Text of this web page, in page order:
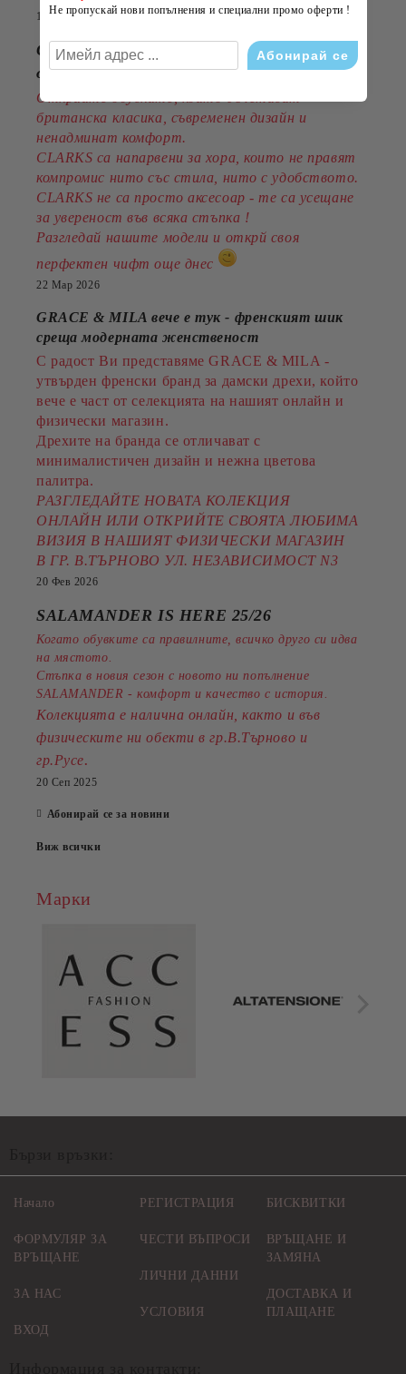
14 Юли 2026
CLARKS - стил, комфорт и традиция
от 1825година
Открийте обувките, които съчетават
британска класика, съвременен дизайн и
ненадминат комфорт.
CLARKS са напарвени за хора, които не правят
компромис нито със стила, нито с удобството.
CLARKS не са просто аксесоар - те са усещане
за увереност във всяка стъпка !
Разгледай нашите модели и открй своя
перфектен чифт още днес
22 Мар 2026
GRACE & MILA вече е тук - френският шик
среща модерната женственост
С радост Ви представяме GRACE & MILA -
утвърден френски бранд за дамски дрехи, който
вече е част от селекцията на нашият онлайн и
физически магазин.
Дрехите на бранда се отличават с
минималистичен дизайн и нежна цветова
палитра.
РАЗГЛЕДАЙТЕ НОВАТА КОЛЕКЦИЯ
ОНЛАЙН ИЛИ ОТКРИЙТЕ СВОЯТА ЛЮБИМА
ВИЗИЯ В НАШИЯТ ФИЗИЧЕСКИ МАГАЗИН
В ГР. В.ТЪРНОВО УЛ. НЕЗАВИСИМОСТ N3
20 Фев 2026
SALAMANDER IS HERE 25/26
Когато обувките са правилните, всичко друго си идва
на мястото.
Стъпка в новия сезон с новото ни попълнение
SALAMANDER - комфорт и качество с история.
Колекцията е налична онлайн, както и във
физическите ни обекти в гр.В.Търново и
гр.Русе.
20 Сеп 2025
Абонирай се за новини
Виж всички
Марки
Начало
ФОРМУЛЯР ЗА
ВРЪЩАНЕ
ЗА НАС
ВХОД
РЕГИСТРАЦИЯ
ЧЕСТИ ВЪПРОСИ
ЛИЧНИ ДАННИ
УСЛОВИЯ
БИСКВИТКИ
ВРЪЩАНЕ И
ЗАМЯНА
ДОСТАВКА И
ПЛАЩАНЕ
Не пропускай нови попълнения и специални промо оферти !